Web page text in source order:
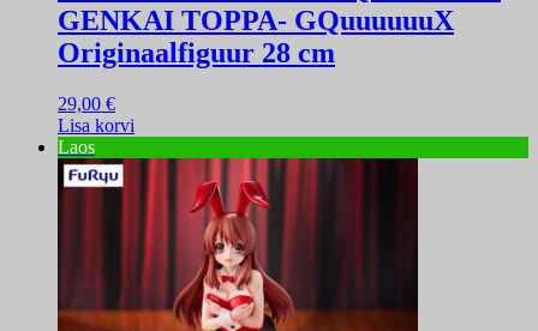
GENKAI TOPPA- GQuuuuuuX
Originaalfiguur 28 cm
29,00 €
Lisa korvi
Laos